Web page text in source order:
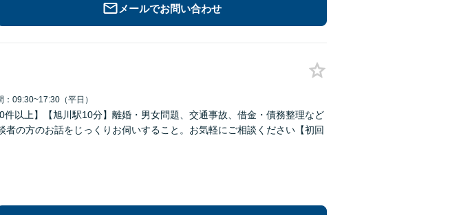
メールでお問い合わせ
：09:30~17:30（平日）
件以上】【旭川駅10分】離婚・男女問題、交通事故、借金・債務整理など
の方のお話をじっくりお伺いすること。お気軽にご相談ください【初回